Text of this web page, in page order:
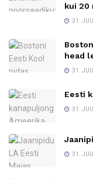
kui 20
31.
head
31.
Eesti
31.
31.